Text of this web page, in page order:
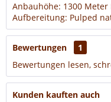
Anbauhöhe: 1300
Aufbereitung: Pulped
Bewertungen
1
Bewertungen lesen,
Kunden kauften auch